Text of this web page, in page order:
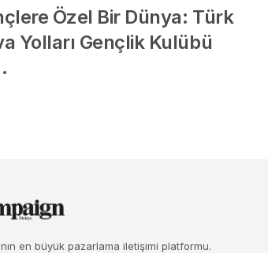
Özel Bir Dünya: Türk
Yolları Gençlik Kulübü
en büyük pazarlama iletişimi platformu.